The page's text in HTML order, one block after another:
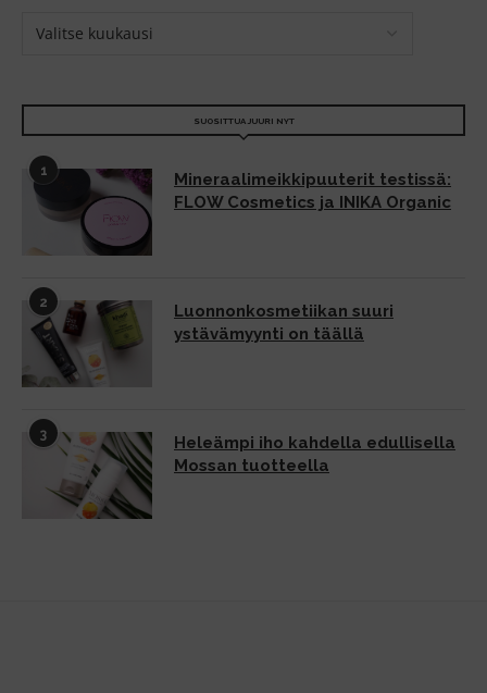
SUOSITTUA JUURI NYT
1
Mineraalimeikkipuuterit testissä:
FLOW Cosmetics ja INIKA Organic
2
Luonnonkosmetiikan suuri
ystävämyynti on täällä
3
Heleämpi iho kahdella edullisella
Mossan tuotteella